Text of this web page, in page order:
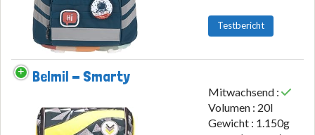
Testbericht
Belmil - Smarty
Mitwachsend :
Volumen : 20l
Gewicht : 1.150g